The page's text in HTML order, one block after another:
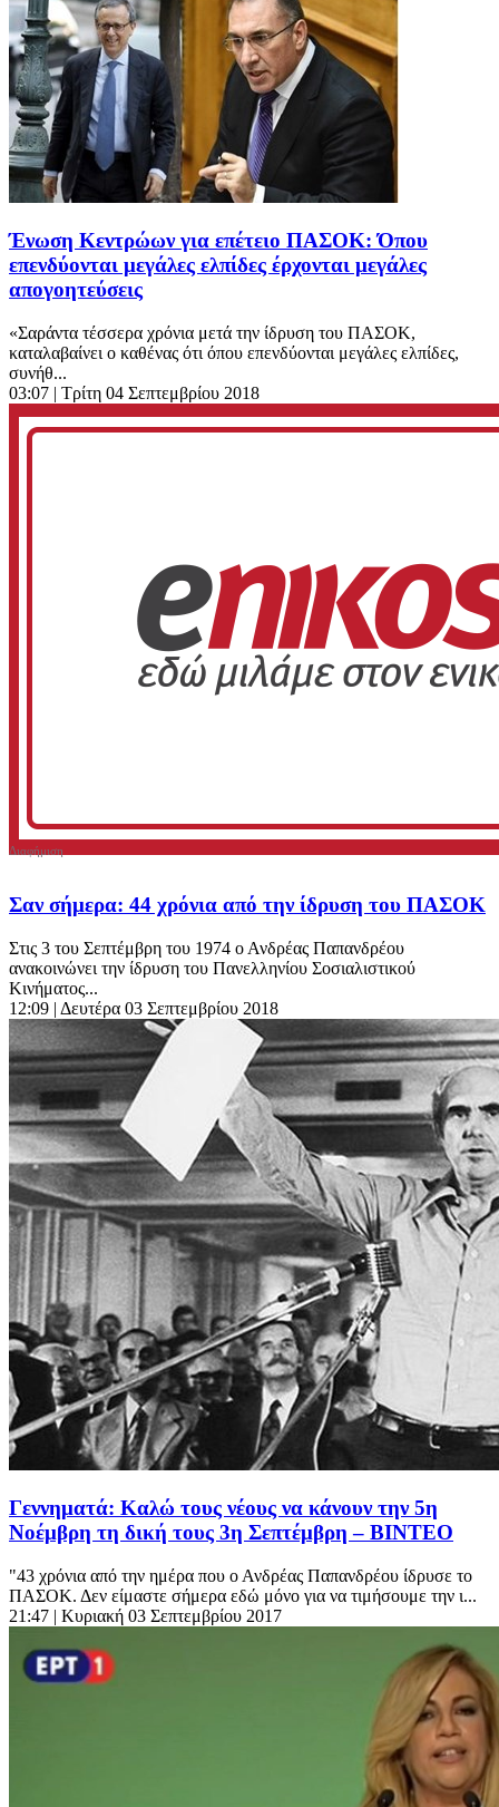
Ένωση Κεντρώων για επέτειο ΠΑΣΟΚ: Όπου
επενδύονται μεγάλες ελπίδες έρχονται μεγάλες
απογοητεύσεις
«Σαράντα τέσσερα χρόνια μετά την ίδρυση του ΠΑΣΟΚ,
καταλαβαίνει ο καθένας ότι όπου επενδύονται μεγάλες ελπίδες,
συνήθ...
03:07 | Τρίτη 04 Σεπτεμβρίου 2018
Σαν σήμερα: 44 χρόνια από την ίδρυση του ΠΑΣΟΚ
Στις 3 του Σεπτέμβρη του 1974 ο Ανδρέας Παπανδρέου
ανακοινώνει την ίδρυση του Πανελληνίου Σοσιαλιστικού
Κινήματος...
12:09 | Δευτέρα 03 Σεπτεμβρίου 2018
Γεννηματά: Καλώ τους νέους να κάνουν την 5η
Νοέμβρη τη δική τους 3η Σεπτέμβρη – ΒΙΝΤΕΟ
"43 χρόνια από την ημέρα που ο Ανδρέας Παπανδρέου ίδρυσε το
ΠΑΣΟΚ. Δεν είμαστε σήμερα εδώ μόνο για να τιμήσουμε την ι...
21:47 | Κυριακή 03 Σεπτεμβρίου 2017